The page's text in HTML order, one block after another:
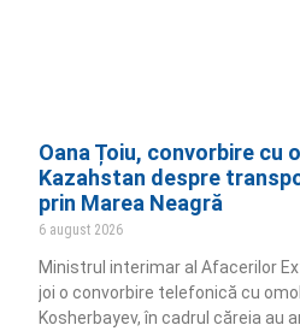
Oana Țoiu, convorbire cu
Kazahstan despre
prin Marea Neagră
6 august 2026
Ministrul interimar al Afacerilor
joi o convorbire telefonică cu
Kosherbayev, în cadrul căreia au